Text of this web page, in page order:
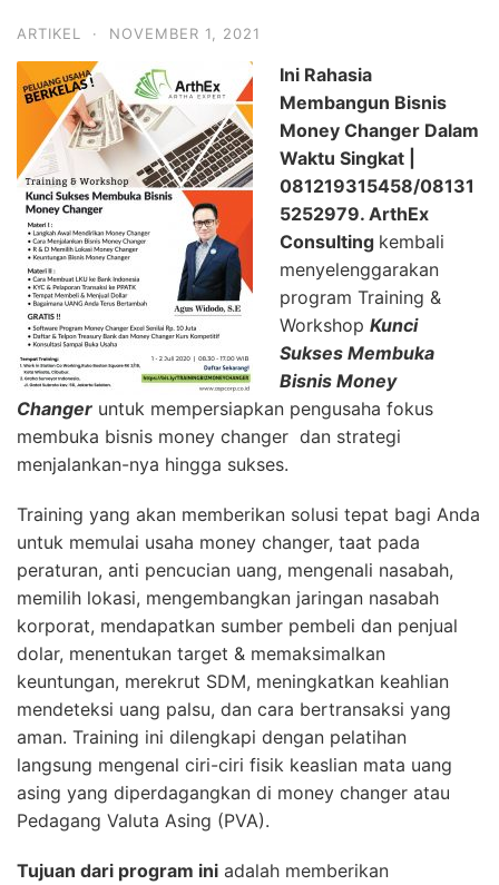
ARTIKEL · NOVEMBER 1, 2021
Ini Rahasia
Membangun Bisnis
Money Changer Dalam
Waktu Singkat |
081219315458/08131
5252979. ArthEx
Consulting kembali
menyelenggarakan
program Training &
Workshop Kunci
Sukses Membuka
Bisnis Money
Changer untuk mempersiapkan pengusaha fokus
membuka bisnis money changer dan strategi
menjalankan-nya hingga sukses.
Training yang akan memberikan solusi tepat bagi Anda
untuk memulai usaha money changer, taat pada
peraturan, anti pencucian uang, mengenali nasabah,
memilih lokasi, mengembangkan jaringan nasabah
korporat, mendapatkan sumber pembeli dan penjual
dolar, menentukan target & memaksimalkan
keuntungan, merekrut SDM, meningkatkan keahlian
mendeteksi uang palsu, dan cara bertransaksi yang
aman. Training ini dilengkapi dengan pelatihan
langsung mengenal ciri-ciri fisik keaslian mata uang
asing yang diperdagangkan di money changer atau
Pedagang Valuta Asing (PVA).
Tujuan dari program ini adalah memberikan